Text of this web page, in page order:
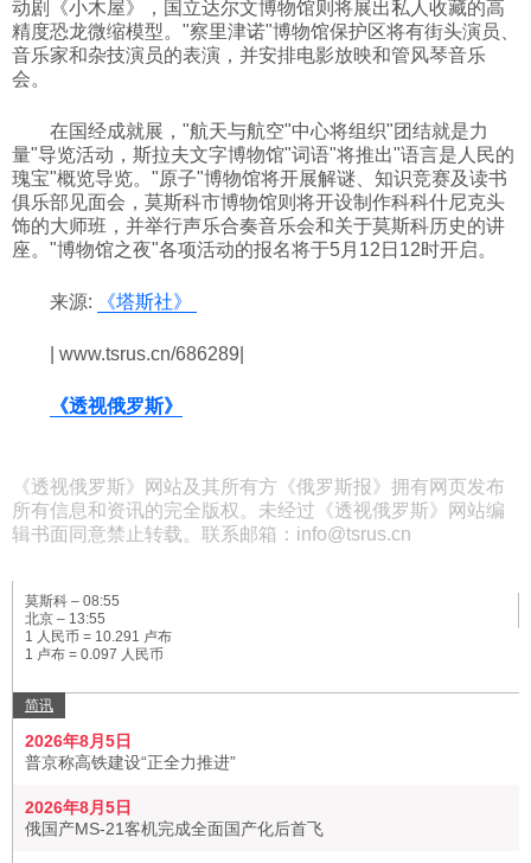
视听
动剧《小木屋》，国立达尔文博物馆则将展出私人收藏的高
精度恐龙微缩模型。"察里津诺"博物馆保护区将有街头演员、
音乐家和杂技演员的表演，并安排电影放映和管风琴音乐
会。
在国经成就展，"航天与航空"中心将组织"团结就是力
量"导览活动，斯拉夫文字博物馆"词语"将推出"语言是人民的
瑰宝"概览导览。"原子"博物馆将开展解谜、知识竞赛及读书
俱乐部见面会，莫斯科市博物馆则将开设制作科科什尼克头
饰的大师班，并举行声乐合奏音乐会和关于莫斯科历史的讲
座。"博物馆之夜"各项活动的报名将于5月12日12时开启。
来源: 《塔斯社》
| www.tsrus.cn/686289|
《透视俄罗斯》
《透视俄罗斯》网站及其所有方《俄罗斯报》拥有网页发布
所有信息和资讯的完全版权。未经过《透视俄罗斯》网站编
辑书面同意禁止转载。联系邮箱：info@tsrus.cn
莫斯科 – 08:55
北京 – 13:55
1 人民币 = 10.291 卢布
1 卢布 = 0.097 人民币
简讯
2026年8月5日
普京称高铁建设“正全力推进”
2026年8月5日
俄国产MS-21客机完成全面国产化后首飞